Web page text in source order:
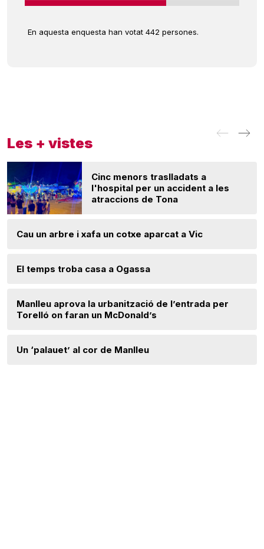
En aquesta enquesta han votat 442 persones.
Les + vistes
Cinc menors traslladats a
l'hospital per un accident a les
atraccions de Tona
Cau un arbre i xafa un cotxe aparcat a Vic
El temps troba casa a Ogassa
Manlleu aprova la urbanització de l’entrada per
Torelló on faran un McDonald’s
Un ‘palauet’ al cor de Manlleu